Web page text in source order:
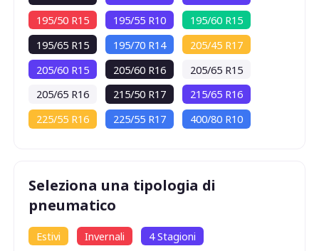
195/50 R15
195/55 R10
195/60 R15
195/65 R15
195/70 R14
205/45 R17
205/60 R15
205/60 R16
205/65 R15
205/65 R16
215/50 R17
215/65 R16
225/55 R16
225/55 R17 400/80 R10
Seleziona una tipologia di
pneumatico
Estivi Invernali 4 Stagioni